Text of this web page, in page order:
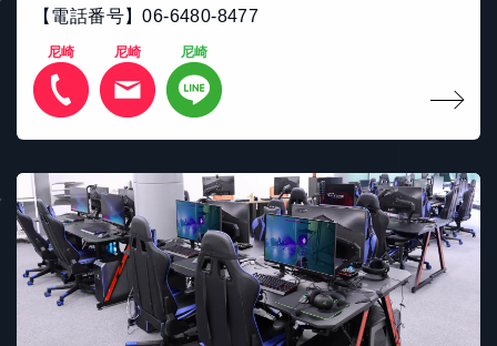
【電話番号】06-6480-8477
尼崎 尼崎 尼崎